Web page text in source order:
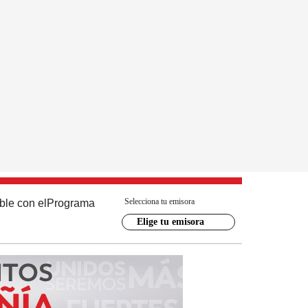
con el Programa Selecciona tu emisora
Elige tu emisora